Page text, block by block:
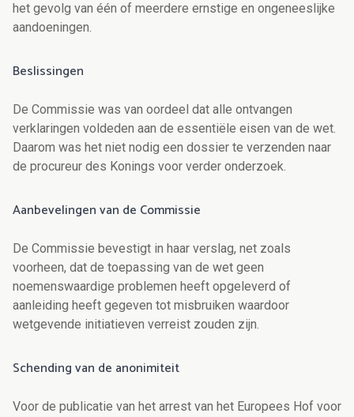
het gevolg van één of meerdere ernstige en ongeneeslijke
aandoeningen.
Beslissingen
De Commissie was van oordeel dat alle ontvangen
verklaringen voldeden aan de essentiële eisen van de wet.
Daarom was het niet nodig een dossier te verzenden naar
de procureur des Konings voor verder onderzoek.
Aanbevelingen van de Commissie
De Commissie bevestigt in haar verslag, net zoals
voorheen, dat de toepassing van de wet geen
noemenswaardige problemen heeft opgeleverd of
aanleiding heeft gegeven tot misbruiken waardoor
wetgevende initiatieven verreist zouden zijn.
Schending van de anonimiteit
Voor de publicatie van het arrest van het Europees Hof voor